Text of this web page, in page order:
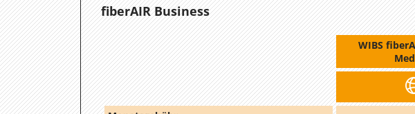
WIBS
fiberAIR Business